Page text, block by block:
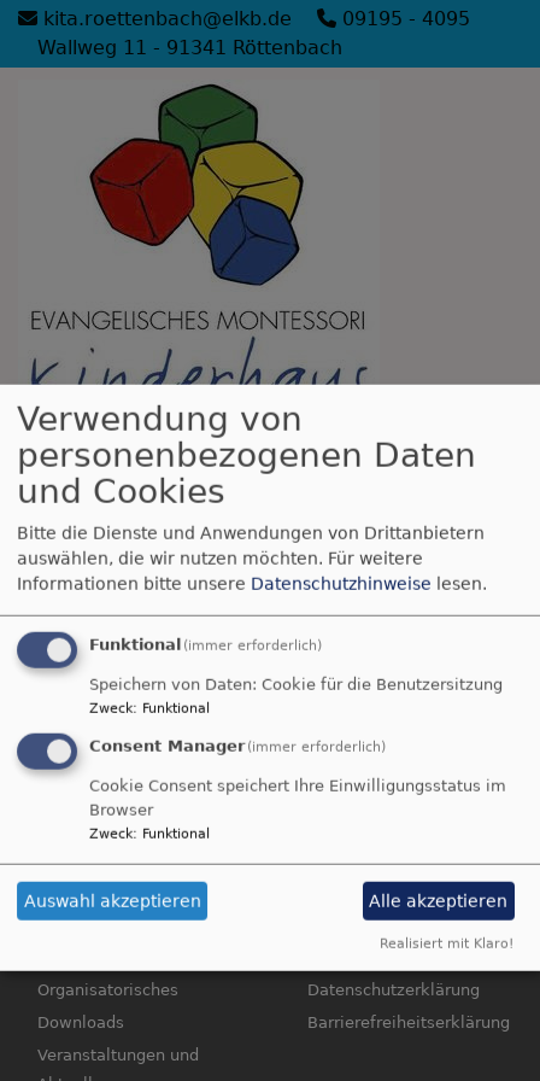
Direkt
zum
Inhalt
kita.roettenbach@elkb.de
09195 - 4095
Wallweg 11 - 91341 Röttenbach
Evang. Montessori-Kinderhaus
Röttenbach
Bei uns kommen die Kleinen ganz groß raus!
Hauptnavigation
Startseite Partner
Partner
Hauptnavigation
Kinderhaus
Organisatorisches
Downloads
Veranstaltungen und
Fußbereichsmenü
Impressum
Kontakt
Datenschutzerklärung
Barrierefreiheitserklärung
Verwendung von
personenbezogenen Daten
und Cookies
Bitte die Dienste und Anwendungen von Drittanbietern
auswählen, die wir nutzen möchten. Für weitere
Informationen bitte unsere Datenschutzhinweise lesen.
Funktional (immer erforderlich)
Speichern von Daten: Cookie für die Benutzersitzung
Zweck: Funktional
Consent Manager (immer erforderlich)
Cookie Consent speichert Ihre Einwilligungsstatus im
Browser
Zweck: Funktional
Auswahl akzeptieren Alle akzeptieren
Realisiert mit Klaro!